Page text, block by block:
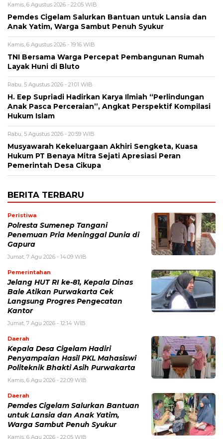
Kamis, 6 Agustus 2026 - 22:05 WIB
Pemdes Cigelam Salurkan Bantuan untuk Lansia dan
Anak Yatim, Warga Sambut Penuh Syukur
Kamis, 6 Agustus 2026 - 19:16 WIB
TNI Bersama Warga Percepat Pembangunan Rumah
Layak Huni di Bluto
Rabu, 5 Agustus 2026 - 21:01 WIB
H. Eep Supriadi Hadirkan Karya Ilmiah “Perlindungan
Anak Pasca Perceraian”, Angkat Perspektif Kompilasi
Hukum Islam
Rabu, 5 Agustus 2026 - 20:59 WIB
Musyawarah Kekeluargaan Akhiri Sengketa, Kuasa
Hukum PT Benaya Mitra Sejati Apresiasi Peran
Pemerintah Desa Cikupa
BERITA TERBARU
Peristiwa
Polresta Sumenep Tangani
Penemuan Pria Meninggal Dunia di
Gapura
Jumat, 7 Agu 2026 - 14:09 WIB
Pemerintahan
Jelang HUT RI ke-81, Kepala Dinas
Bale Atikan Purwakarta Cek
Langsung Progres Pengecatan
Kantor
Jumat, 7 Agu 2026 - 12:14 WIB
Daerah
Kepala Desa Cigelam Hadiri
Penyampaian Hasil PKL Mahasiswi
Politeknik Bhakti Asih Purwakarta
Kamis, 6 Agu 2026 - 22:09 WIB
Daerah
Pemdes Cigelam Salurkan Bantuan
untuk Lansia dan Anak Yatim,
Warga Sambut Penuh Syukur
Kamis, 6 Agu 2026 - 22:05 WIB